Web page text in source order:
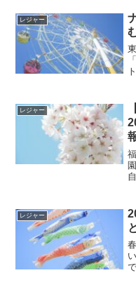
レジャー
レジャー
レジャー